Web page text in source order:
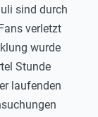
sind durch
verletzt
wurde
Stunde
laufenden